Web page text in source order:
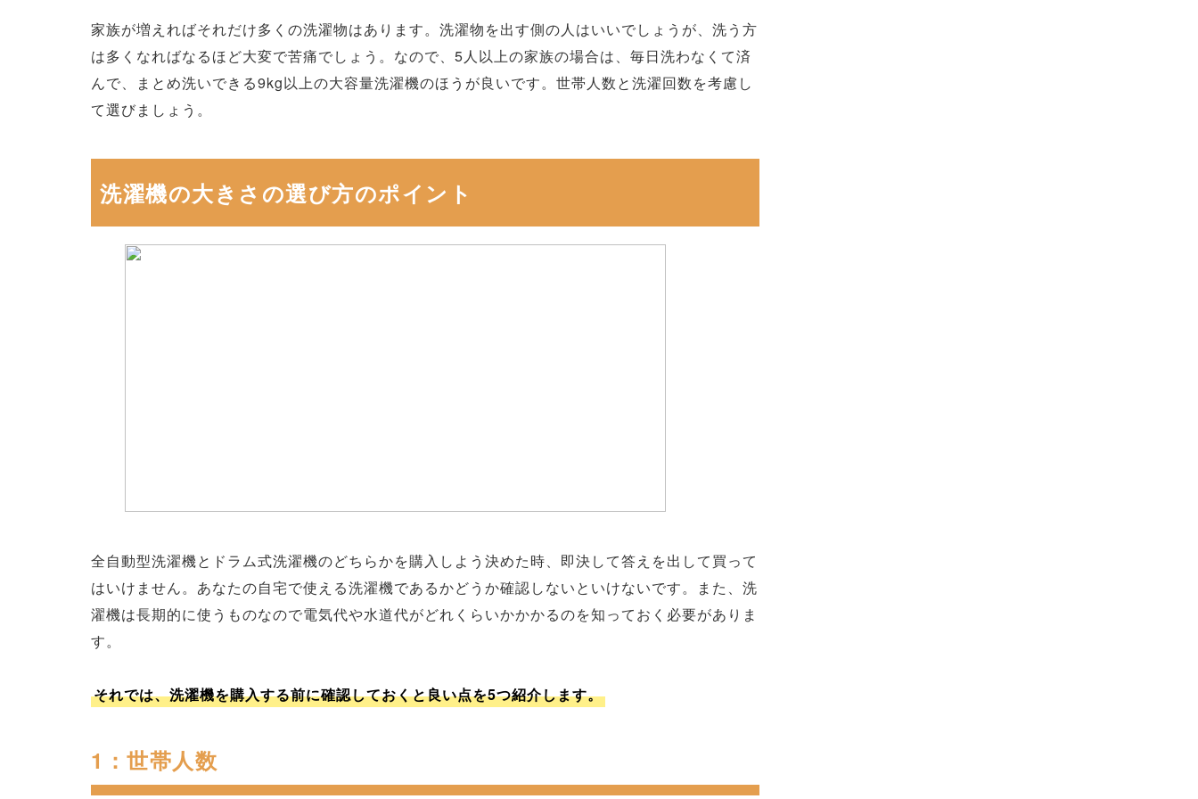
家族が増えればそれだけ多くの洗濯物はあります。洗濯物を出す側の人はいいでしょうが、洗う方
は多くなればなるほど大変で苦痛でしょう。なので、5人以上の家族の場合は、毎日洗わなくて済
んで、まとめ洗いできる9kg以上の大容量洗濯機のほうが良いです。世帯人数と洗濯回数を考慮し
て選びましょう。
洗濯機の大きさの選び方のポイント
全自動型洗濯機とドラム式洗濯機のどちらかを購入しよう決めた時、即決して答えを出して買って
はいけません。あなたの自宅で使える洗濯機であるかどうか確認しないといけないです。また、洗
濯機は長期的に使うものなので電気代や水道代がどれくらいかかかるのを知っておく必要がありま
す。
それでは、洗濯機を購入する前に確認しておくと良い点を5つ紹介します。
1：世帯人数